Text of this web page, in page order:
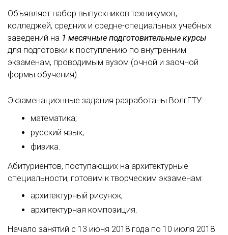
Объявляет набор выпускников техникумов,
колледжей, средних и средне-специальных учебных
заведений на 1 месячные подготовительные курсы
для подготовки к поступлению по внутренним
экзаменам, проводимым вузом (очной и заочной
формы обучения).
Экзаменационные задания разработаны ВолгГТУ:
математика;
русский язык;
физика.
Абитуриентов, поступающих на архитектурные
специальности, готовим к творческим экзаменам:
архитектурный рисунок;
архитектурная композиция.
Начало занятий с 13 июня 2018 года по 10 июля 2018